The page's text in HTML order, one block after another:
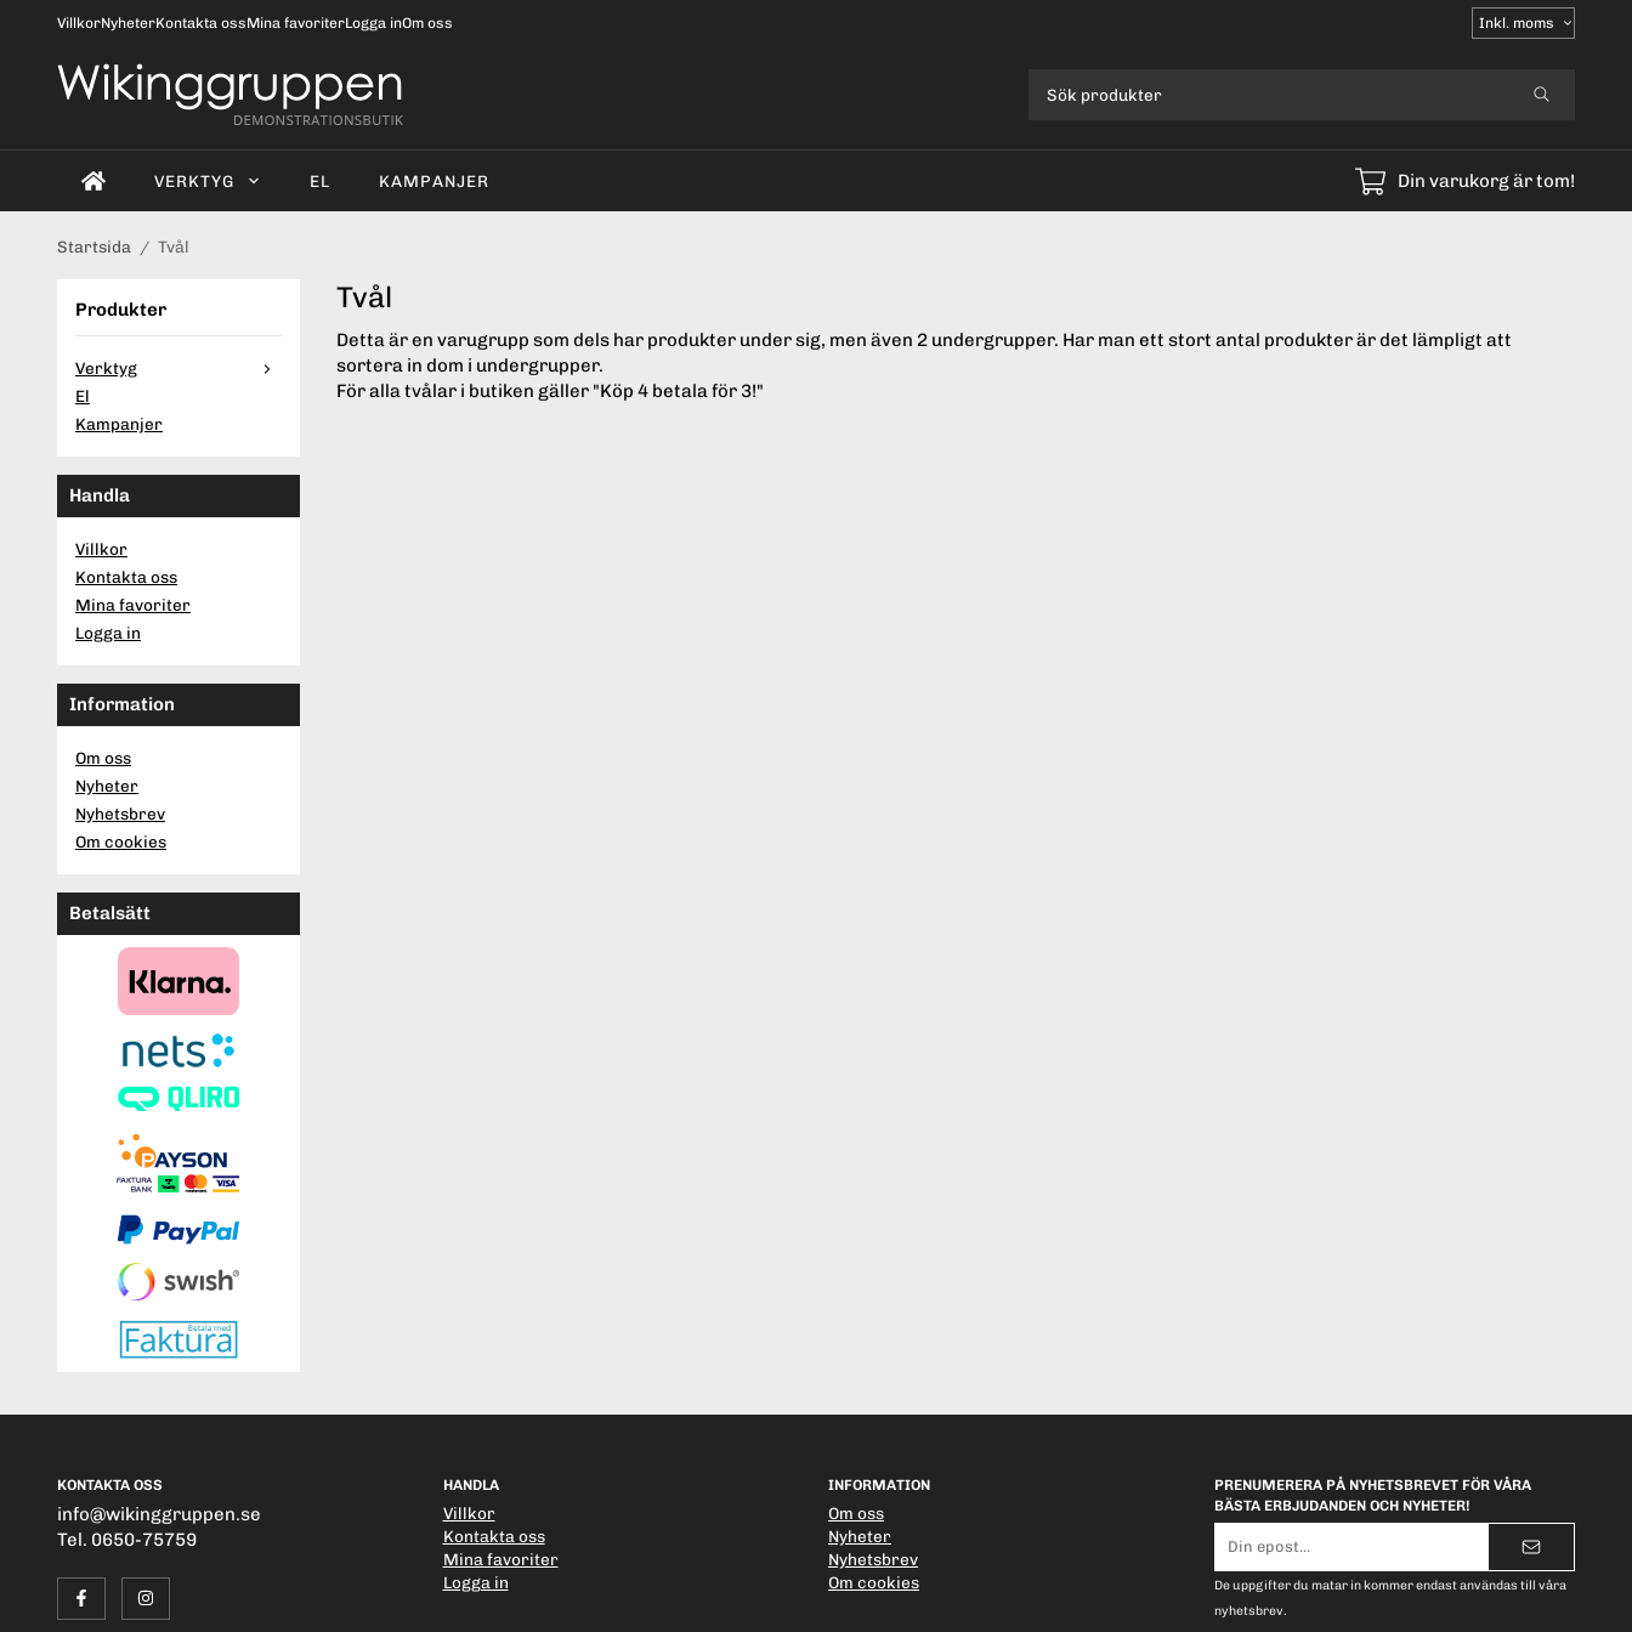
VillkorNyheterKontakta ossMina favoriterLogga inOm oss
Välj
moms
VERKTYG EL KAMPANJER Din varukorg är tom!
Startsida / Tvål
Produkter
Verktyg
El
Kampanjer
Handla
Villkor
Kontakta oss
Mina favoriter
Logga in
Information
Om oss
Nyheter
Nyhetsbrev
Om cookies
Betalsätt
Tvål
Detta är en varugrupp som dels har produkter under sig, men även 2 undergrupper. Har man ett stort antal produkter är det lämpligt att
sortera in dom i undergrupper.
För alla tvålar i butiken gäller "Köp 4 betala för 3!"
KONTAKTA OSS
info@wikinggruppen.se
Tel. 0650-75759
HANDLA
Villkor
Kontakta oss
Mina favoriter
Logga in
INFORMATION
Om oss
Nyheter
Nyhetsbrev
Om cookies
PRENUMERERA PÅ NYHETSBREVET FÖR VÅRA
BÄSTA ERBJUDANDEN OCH NYHETER!
postadress
De uppgifter du matar in kommer endast användas till våra
nyhetsbrev.